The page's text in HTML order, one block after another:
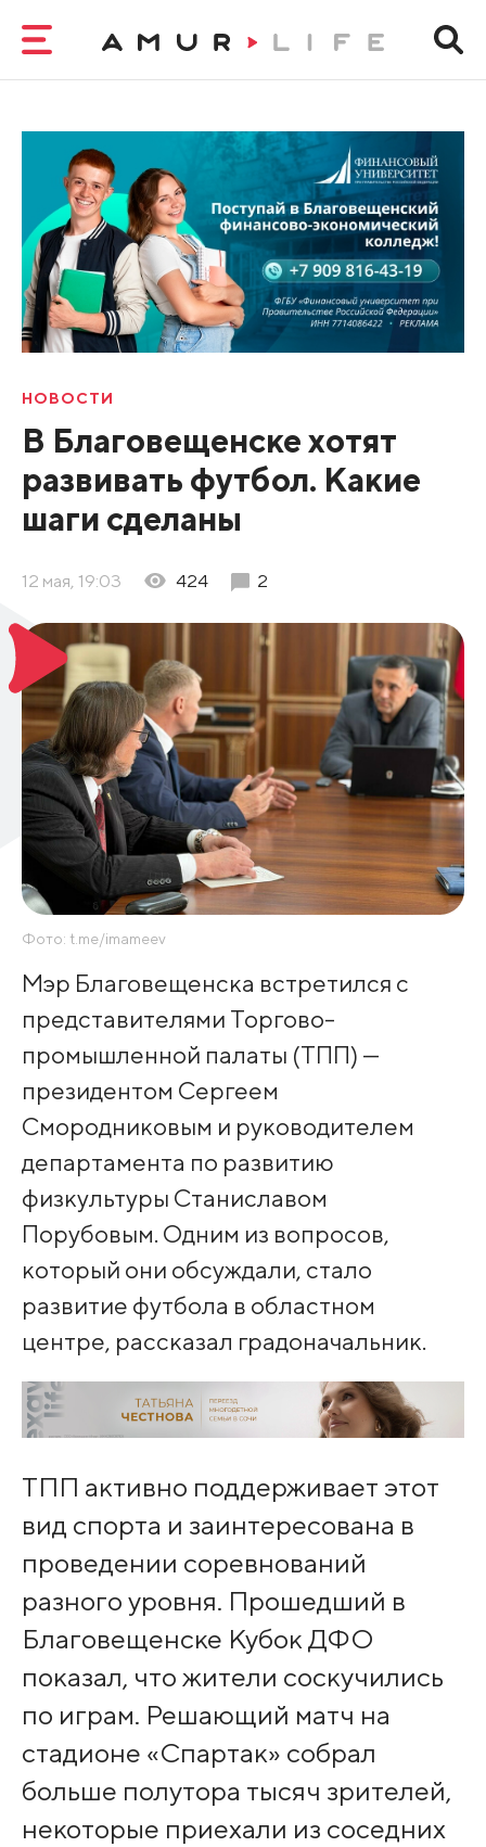
НОВОСТИ
В Благовещенске хотят
развивать футбол. Какие
шаги сделаны
12 мая, 19:03 424 2
Фото: t.me/imameev
Мэр Благовещенска встретился с
представителями Торгово-
промышленной палаты (ТПП) —
президентом Сергеем
Смородниковым и руководителем
департамента по развитию
физкультуры Станиславом
Порубовым. Одним из вопросов,
который они обсуждали, стало
развитие футбола в областном
центре, рассказал градоначальник.
ТПП активно поддерживает этот
вид спорта и заинтересована в
проведении соревнований
разного уровня. Прошедший в
Благовещенске Кубок ДФО
показал, что жители соскучились
по играм. Решающий матч на
стадионе «Спартак» собрал
больше полутора тысяч зрителей,
некоторые приехали из соседних